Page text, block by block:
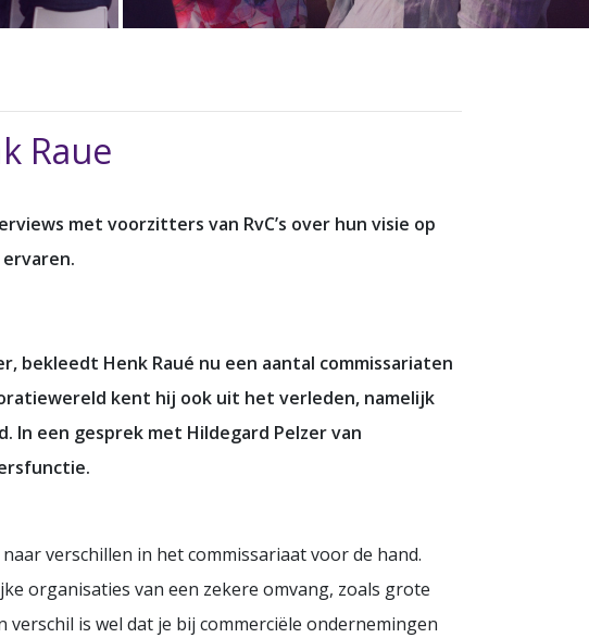
Raue
met voorzitters van RvC’s over hun visie op
bekleedt Henk Raué nu een aantal commissariaten
kent hij ook uit het verleden, namelijk
In een gesprek met Hildegard Pelzer van
verschillen in het commissariaat voor de hand.
organisaties van een zekere omvang, zoals grote
is wel dat je bij commerciële ondernemingen